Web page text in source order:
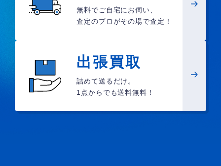
無料でご自宅にお伺い、
査定のプロがその場で査定！
出張買取
詰めて送るだけ。
1点からでも送料無料！